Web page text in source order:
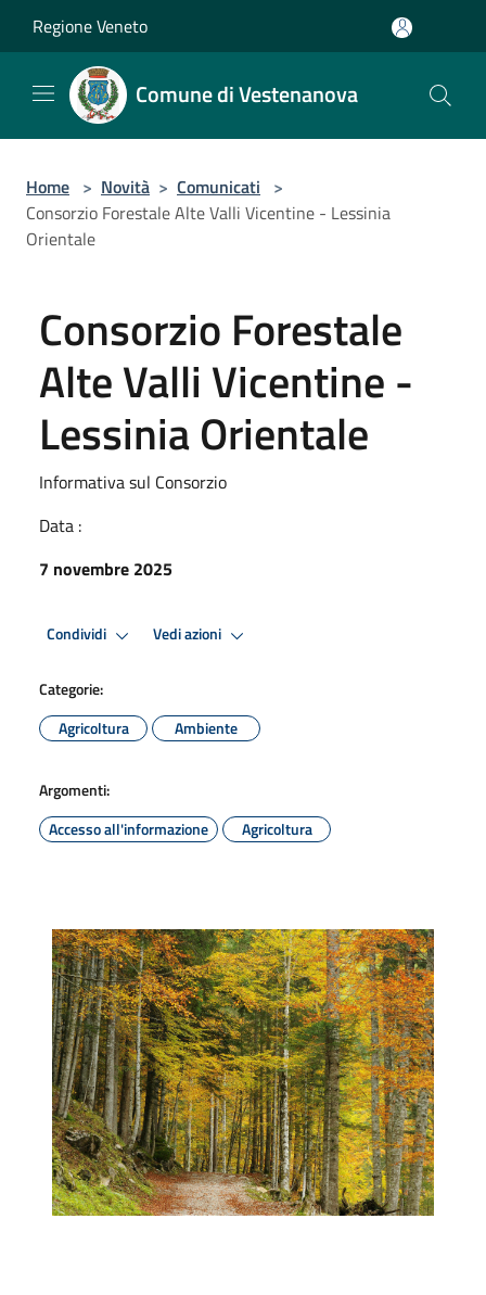
Regione Veneto
Comune di Vestenanova
Home > Novità > Comunicati >
Consorzio Forestale Alte Valli Vicentine - Lessinia
Orientale
Consorzio Forestale
Alte Valli Vicentine -
Lessinia Orientale
Informativa sul Consorzio
Data :
7 novembre 2025
Condividi Vedi azioni
Categorie:
Agricoltura
Ambiente
Argomenti:
Accesso all'informazione
Agricoltura